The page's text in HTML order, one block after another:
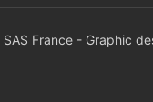
France - Graphic